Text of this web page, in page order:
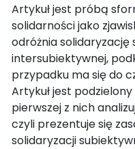
Artykuł jest próbą
solidarności jako
odróżnia
intersubiektywnej,
przypadku ma się do
Artykuł jest
pierwszej z nich
czyli prezentuje się
solidaryzacji